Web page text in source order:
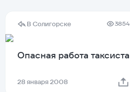
В Солигорске 3854
Опасная работа таксиста
28 января 2008